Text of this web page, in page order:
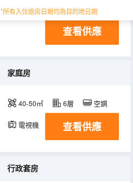
*所有入住退房日期均為目的地日期
55㎡ 空調
查看供應
家庭房
40-50㎡ 6層 空調
電視機 查看供應
行政套房